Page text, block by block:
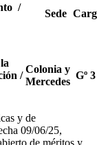
/
Sede
/
Colonia y
Mercedes
Gº 3
y de
09/06/25,
de méritos y